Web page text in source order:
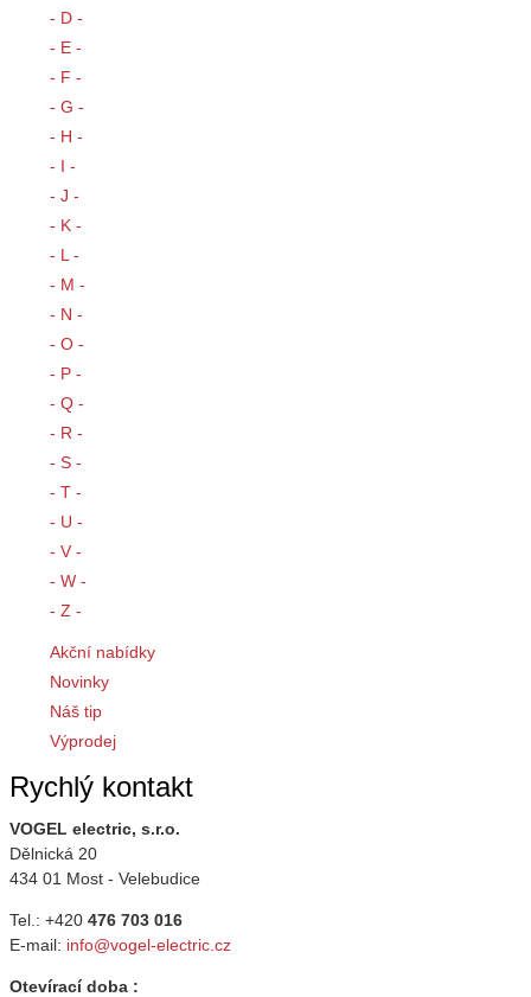
- D -
- E -
- F -
- G -
- H -
- I -
- J -
- K -
- L -
- M -
- N -
- O -
- P -
- Q -
- R -
- S -
- T -
- U -
- V -
- W -
- Z -
Akční nabídky
Novinky
Náš tip
Výprodej
Rychlý kontakt
VOGEL electric, s.r.o.
Dělnická 20
434 01 Most - Velebudice
Tel.: +420 476 703 016
E-mail: info@vogel-electric.cz
Otevírací doba :